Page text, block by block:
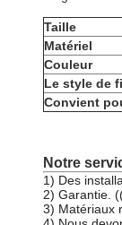
Taille
Matériel
Couleur
Le style de
Convient
Notre
1) Des
2) Garantie.
3) Matériaux